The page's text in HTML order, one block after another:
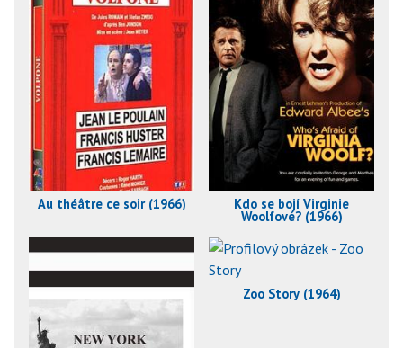
Au théâtre ce soir (1966) Kdo se bojí Virginie
Woolfové? (1966)
Zoo Story (1964)